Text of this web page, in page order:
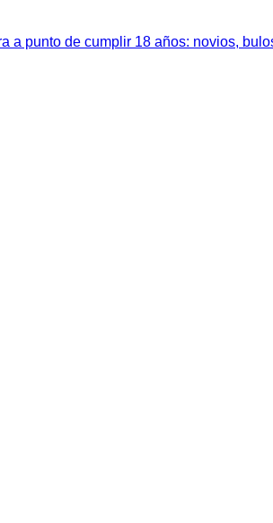
a punto de cumplir 18 años: novios,